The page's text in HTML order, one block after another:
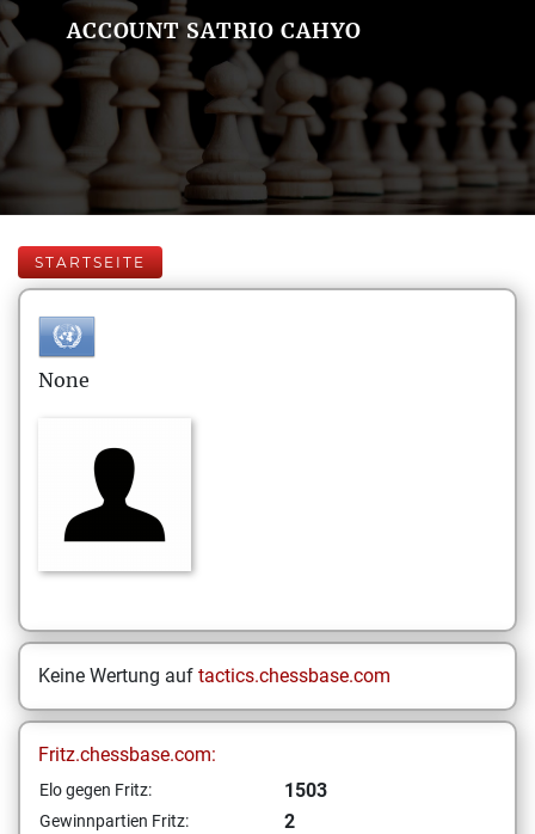
ACCOUNT SATRIO CAHYO
STARTSEITE
None
Keine Wertung auf tactics.chessbase.com
Fritz.chessbase.com:
Elo gegen Fritz: 1503
Gewinnpartien Fritz: 2